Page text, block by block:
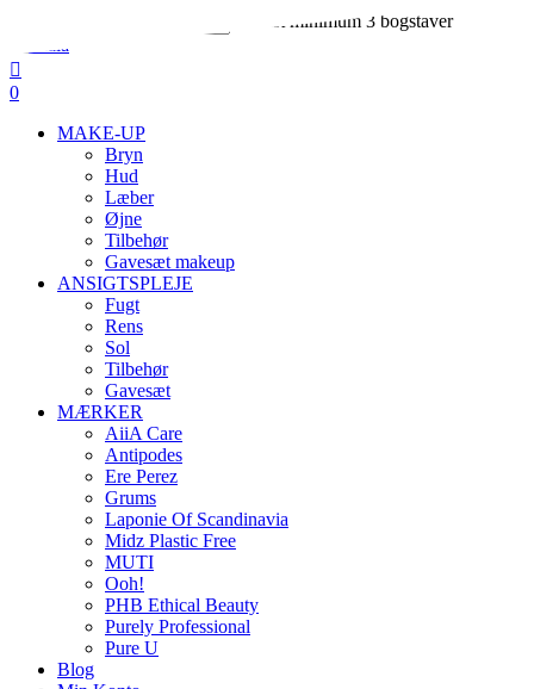
main
content
Indtast minimum 3 bogstaver
Search
search
0
MAKE-UP
Bryn
Hud
Læber
Øjne
Tilbehør
Gavesæt makeup
ANSIGTSPLEJE
Fugt
Rens
Sol
Tilbehør
Gavesæt
MÆRKER
AiiA Care
Antipodes
Ere Perez
Grums
Laponie Of Scandinavia
Midz Plastic Free
MUTI
Ooh!
PHB Ethical Beauty
Purely Professional
Pure U
Blog